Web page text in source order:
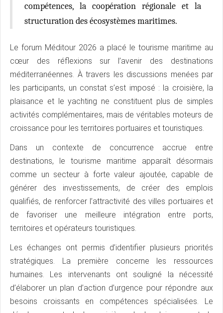
compétences, la coopération régionale et la
structuration des écosystèmes maritimes.
Le forum Méditour 2026 a placé le tourisme maritime au
cœur des réflexions sur l’avenir des destinations
méditerranéennes. À travers les discussions menées par
les participants, un constat s’est imposé : la croisière, la
plaisance et le yachting ne constituent plus de simples
activités complémentaires, mais de véritables moteurs de
croissance pour les territoires portuaires et touristiques.
Dans un contexte de concurrence accrue entre
destinations, le tourisme maritime apparaît désormais
comme un secteur à forte valeur ajoutée, capable de
générer des investissements, de créer des emplois
qualifiés, de renforcer l’attractivité des villes portuaires et
de favoriser une meilleure intégration entre ports,
territoires et opérateurs touristiques.
Les échanges ont permis d’identifier plusieurs priorités
stratégiques. La première concerne les ressources
humaines. Les intervenants ont souligné la nécessité
d’élaborer un plan d’action d’urgence pour répondre aux
besoins croissants en compétences spécialisées. Le